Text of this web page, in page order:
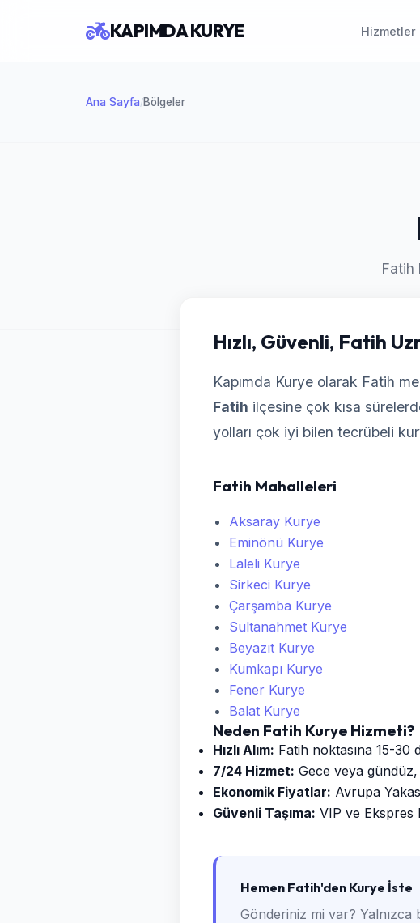
Ana Sayfa/Bölgeler
KAPIMDA KURYE Hizmetler
Fatih
Hızlı, Güvenli, Fatih
Kapımda Kurye olarak Fatih
Fatih ilçesine çok kısa
yolları çok iyi bilen tecrübeli
Fatih Mahalleleri
Aksaray Kurye
Eminönü Kurye
Laleli Kurye
Sirkeci Kurye
Çarşamba Kurye
Sultanahmet Kurye
Beyazıt Kurye
Kumkapı Kurye
Fener Kurye
Balat Kurye
Neden Fatih Kurye Hizmeti?
Hızlı Alım: Fatih noktasına 15-30
7/24 Hizmet: Gece veya gündüz,
Ekonomik Fiyatlar: Avrupa
Güvenli Taşıma: VIP ve Ekspres
Hemen Fatih'den Kurye İste
Gönderiniz mi var?